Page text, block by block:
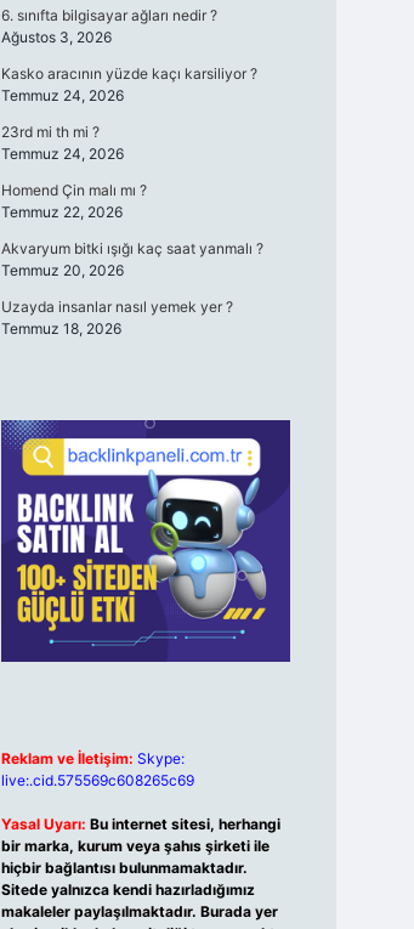
6. sınıfta bilgisayar ağları nedir ?
Ağustos 3, 2026
Kasko aracının yüzde kaçı karsiliyor ?
Temmuz 24, 2026
23rd mi th mi ?
Temmuz 24, 2026
Homend Çin malı mı ?
Temmuz 22, 2026
Akvaryum bitki ışığı kaç saat yanmalı ?
Temmuz 20, 2026
Uzayda insanlar nasıl yemek yer ?
Temmuz 18, 2026
Reklam ve İletişim: Skype:
live:.cid.575569c608265c69
Yasal Uyarı: Bu internet sitesi, herhangi
bir marka, kurum veya şahıs şirketi ile
hiçbir bağlantısı bulunmamaktadır.
Sitede yalnızca kendi hazırladığımız
makaleler paylaşılmaktadır. Burada yer